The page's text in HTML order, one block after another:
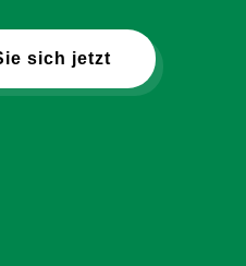
sich jetzt